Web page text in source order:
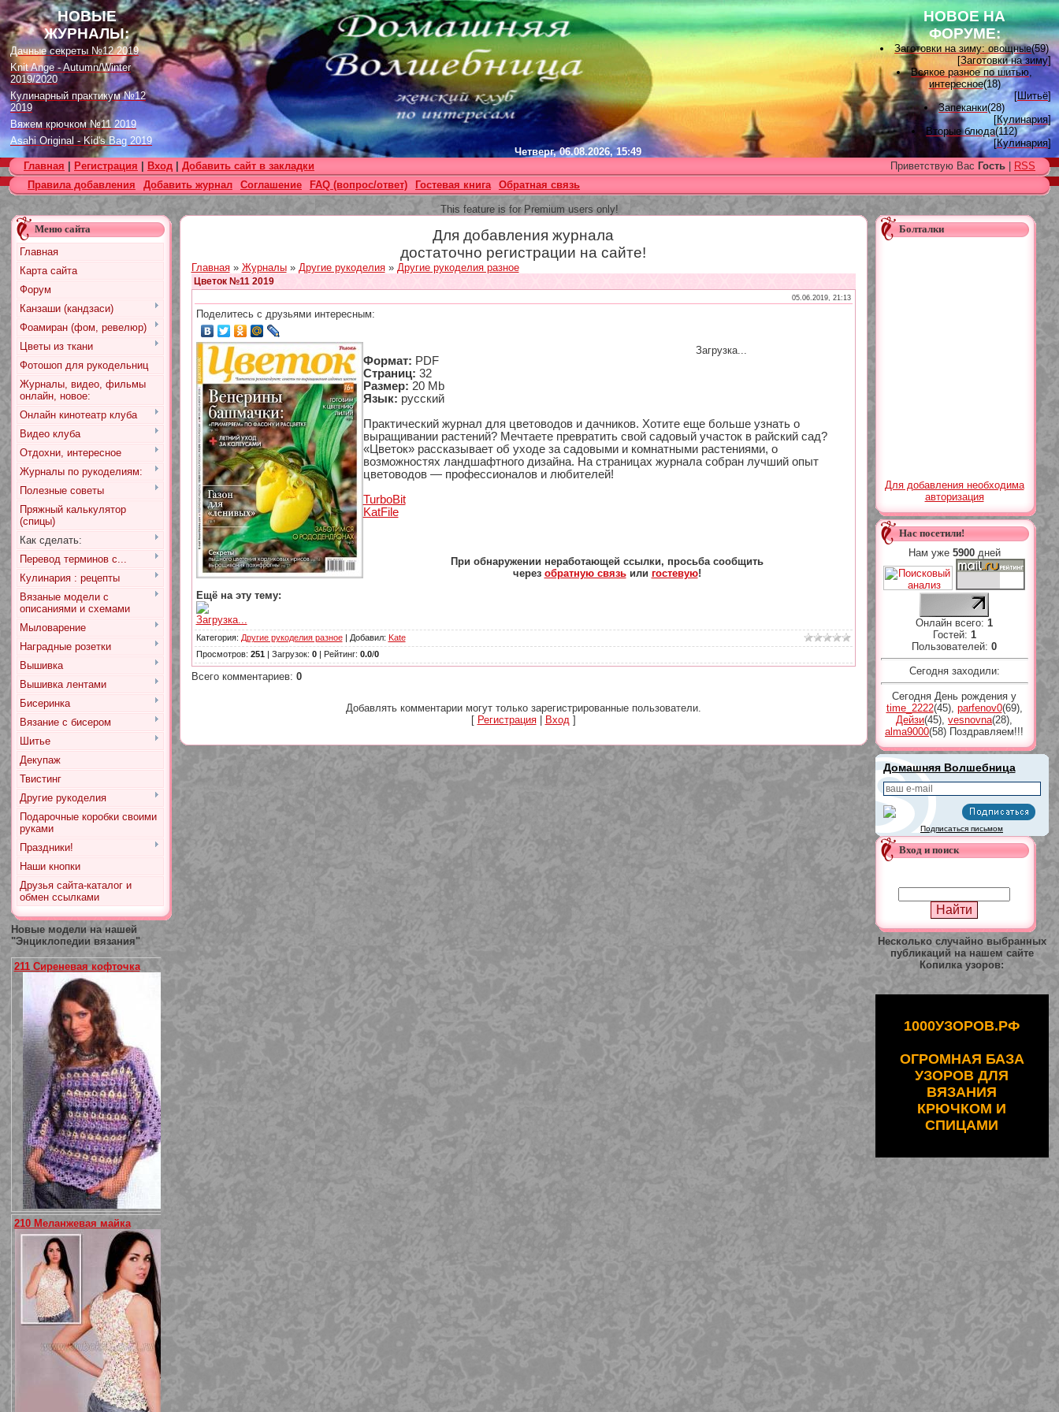
НОВЫЕ
ЖУРНАЛЫ:
Дачные секреты №12 2019
Knit Ange - Autumn/Winter
2019/2020
Кулинарный практикум №12
2019
Вяжем крючком №11 2019
Asahi Original - Kid's Bag 2019
Цветок. Спецвыпуск №4 2019
Designs in Machine Embroidery
№116 2019
Burda Örgü dergisi №2 2019
Loopy Mango Knitting: 34
Fashionable Pieces You Can
Make in a Day
Craft Stamper - January 2020
Четверг, 06.08.2026, 15:49
НОВОЕ НА
ФОРУМЕ:
Заготовки на зиму: овощные(59)
[Заготовки на зиму]
Всякое разное по шитью,
интересное(18)
[Шитьё]
Запеканки(28)
[Кулинария]
Вторые блюда(112)
[Кулинария]
Вышивка лентами(15)
[Вышивка лентами ]
Наградные розетки для
домашних питомцев, МК и
[Наградные розетки из атласной
ленты
Вяжем для детей(96)
Главная Регистрация Вход Добавить сайт в закладки Приветствую Вас Гость
RSS
Правила добавления
Добавить журнал Соглашение FAQ (вопрос/ответ) Гостевая книга Обратная связь
This feature is for Premium users only!
Меню сайта
Главная
Карта сайта
Форум
Канзаши (кандзаси)
Фоамиран (фом, ревелюр)
Цветы из ткани
Фотошоп для рукодельниц
Журналы, видео, фильмы
онлайн, новое:
Онлайн кинотеатр клуба
Видео клуба
Отдохни, интересное
Журналы по рукоделиям:
Полезные советы
Пряжный калькулятор
(спицы)
Как сделать:
Перевод терминов с...
Кулинария : рецепты
Вязаные модели с
описаниями и схемами
Мыловарение
Наградные розетки
Вышивка
Вышивка лентами
Бисеринка
Вязание с бисером
Шитье
Декупаж
Твистинг
Другие рукоделия
Подарочные коробки своими
руками
Праздники!
Наши кнопки
Друзья сайта-каталог и
обмен ссылками
Новые модели на нашей
"Энциклопедии вязания"
211 Сиреневая кофточка
210 Меланжевая майка
Для добавления журнала
достаточно регистрации на сайте!
Главная» Журналы» Другие рукоделия» Другие рукоделия разное
Цветок №11 2019
05.06.2019, 21:13
Поделитесь с друзьями интересным:
Загрузка...
Формат: PDF
Страниц: 32
Размер: 20 Mb
Язык: русский
Практический журнал для цветоводов и дачников. Хотите еще больше узнать о
выращивании растений? Мечтаете превратить свой садовый участок в райский сад?
«Цветок» рассказывает об уходе за садовыми и комнатными растениями, о
возможностях ландшафтного дизайна. На страницах журнала собран лучший опыт
цветоводов — профессионалов и любителей!
TurbоBit
KatFile
При обнаружении неработающей ссылки, просьба сообщить
через обратную связьили гостевую!
Ещё на эту тему:
Загрузка...
Категория: Другие рукоделия разное| Добавил: Kate
Просмотров: 251| Загрузок: 0| Рейтинг: 0.0/0
Всего комментариев: 0
Добавлять комментарии могут только зарегистрированные пользователи.
[ Регистрация| Вход]
Болталки
Для добавления необходима
авторизация
Нас посетили!
Нам уже 5900дней
Онлайн всего: 1
Гостей: 1
Пользователей: 0
Сегодня заходили:
Сегодня День рождения у
time_2222(45), parfenov0(69),
Дейзи(45) vesnovna(28)
alma9000(58) Поздравляем!!!
Домашняя Волшебница
Подписаться письмом
Вход и поиск
Несколько случайно выбранных
публикаций на нашем сайте
Копилка узоров:
1000УЗОРОВ.РФ
ОГРОМНАЯ БАЗА
УЗОРОВ ДЛЯ
ВЯЗАНИЯ
КРЮЧКОМ И
СПИЦАМИ